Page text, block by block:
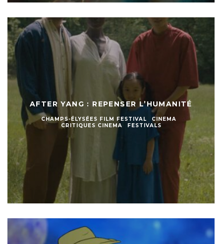
AFTER YANG : REPENSER L’HUMANITÉ
CHAMPS-ÉLYSÉES FILM FESTIVAL
CINEMA
CRITIQUES CINEMA
FESTIVALS